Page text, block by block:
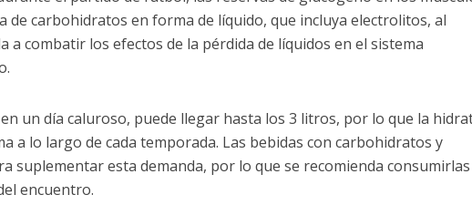
de carbohidratos en forma de líquido, que incluya electrolitos, al
a combatir los efectos de la pérdida de líquidos en el sistema
un día caluroso, puede llegar hasta los 3 litros, por lo que la
a lo largo de cada temporada. Las bebidas con carbohidratos y
suplementar esta demanda, por lo que se recomienda consumirlas
encuentro.